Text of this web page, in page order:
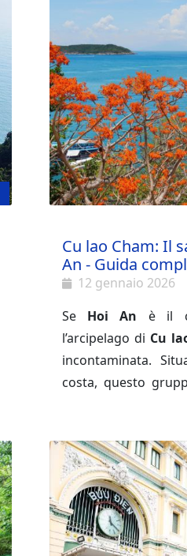
Cu lao Cham: Il
An - Guida
12 gennaio 2026
Se Hoi An è il
l’arcipelago di Cu
incontaminata.
costa, questo
cristalline e dove il
lontano dal